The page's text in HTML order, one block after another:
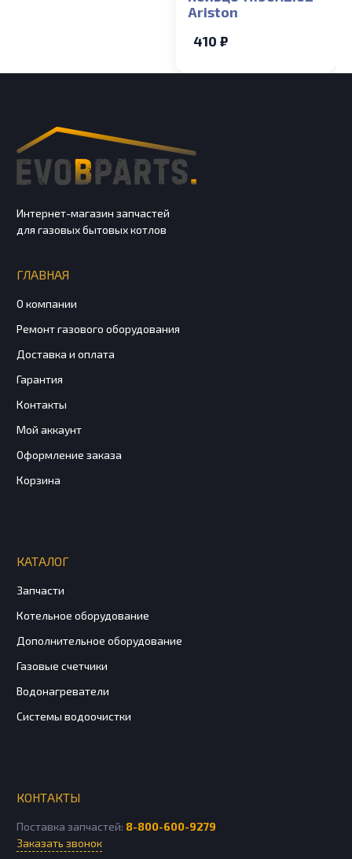
Ariston
410 ₽
Интернет-магазин запчастей
для газовых бытовых котлов
ГЛАВНАЯ
О компании
Ремонт газового оборудования
Доставка и оплата
Гарантия
Контакты
Мой аккаунт
Оформление заказа
Корзина
КАТАЛОГ
Запчасти
Котельное оборудование
Дополнительное оборудование
Газовые счетчики
Водонагреватели
Системы водоочистки
КОНТАКТЫ
Поставка запчастей: 8-800-600-9279
Заказать звонок